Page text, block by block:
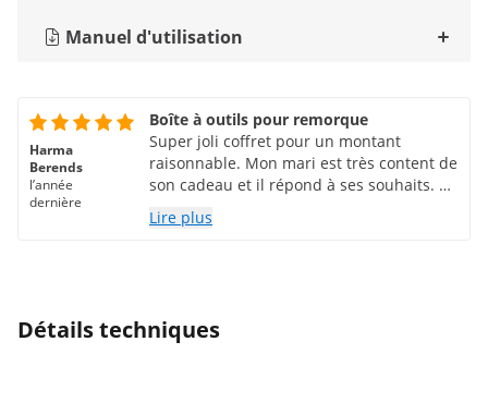
Manuel d'utilisation
Harma
Berends
l’année
dernière
Boîte à outils pour remorque
Super joli coffret pour un montant
raisonnable. Mon mari est très content de
son cadeau et il répond à ses souhaits. Y
compris la serrure. J'ai été bien informé
du processus de commande.
Lire plus
Détails techniques